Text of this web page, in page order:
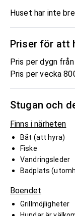
Huset har inte
Priser för att
Pris per dygn
Pris per vecka
Stugan och
Finns i närheten
Båt (att hyra)
Fiske
Vandringsleder
Badplats
Boendet
Grillmöjligheter